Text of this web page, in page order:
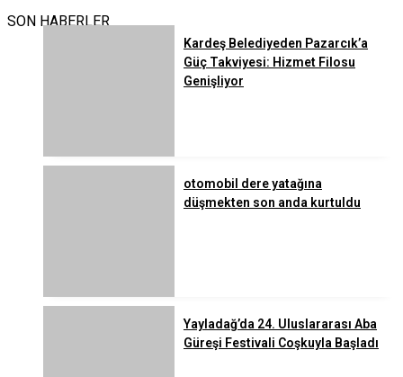
SON HABERLER
Kardeş Belediyeden Pazarcık’a
Güç Takviyesi: Hizmet Filosu
Genişliyor
otomobil dere yatağına
düşmekten son anda kurtuldu
Yayladağ’da 24. Uluslararası Aba
Güreşi Festivali Coşkuyla Başladı